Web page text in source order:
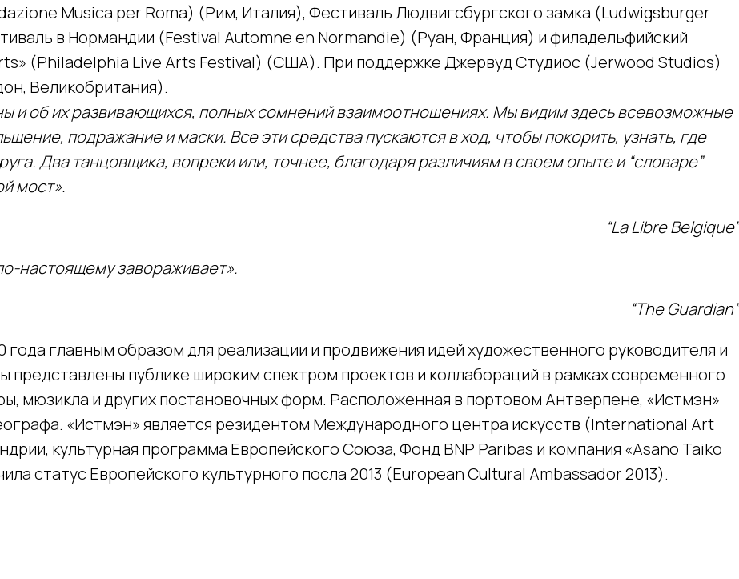
Musica per Roma) (Рим, Италия), Фестиваль Людвигсбургского замка (Ludwigsburger
в Нормандии (Festival Automne en Normandie) (Руан, Франция) и филадельфийский
(Philadelphia Live Arts Festival) (США). При поддержке Джервуд Студиос (Jerwood Studios)
Великобритания).
и об их развивающихся, полных сомнений взаимоотношениях. Мы видим здесь всевозможные
подражание и маски. Все эти средства пускаются в ход, чтобы покорить, узнать, где
Два танцовщика, вопреки или, точнее, благодаря различиям в своем опыте и “словаре”
мост».
“La Libre Belgique”
настоящему завораживает».
“The Guardian”
года главным образом для реализации и продвижения идей художественного руководителя и
представлены публике широким спектром проектов и коллабораций в рамках современного
мюзикла и других постановочных форм. Расположенная в портовом Антверпене, «Истмэн»
«Истмэн» является резидентом Международного центра искусств (International Art
культурная программа Европейского Союза, Фонд BNP Paribas и компания «Asano Taiko
статус Европейского культурного посла 2013 (European Cultural Ambassador 2013).